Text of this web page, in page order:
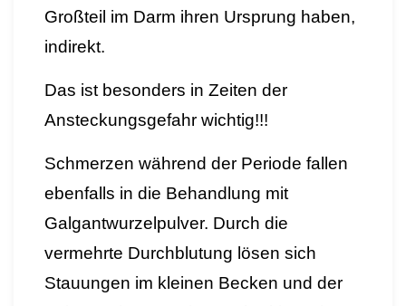
Großteil im Darm ihren Ursprung haben,
indirekt.
Das ist besonders in Zeiten der
Ansteckungsgefahr wichtig!!!
Schmerzen während der Periode fallen
ebenfalls in die Behandlung mit
Galgantwurzelpulver. Durch die
vermehrte Durchblutung lösen sich
Stauungen im kleinen Becken und der